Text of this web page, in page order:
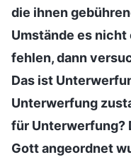
die ihnen
Umstände es
fehlen, dann
Das ist
Unterwerfung
für Unterwerfung?
Gott angeordnet